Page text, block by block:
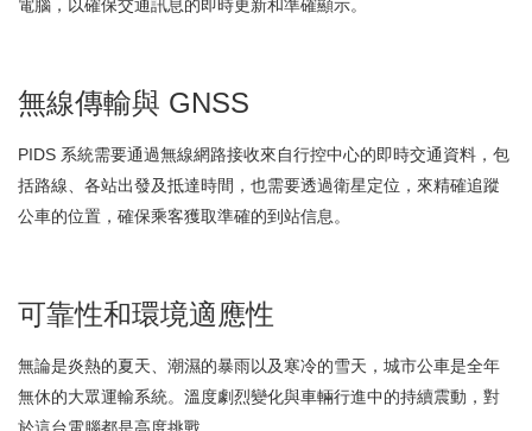
電腦，以確保交通訊息的即時更新和準確顯示。
無線傳輸與 GNSS
PIDS 系統需要通過無線網路接收來自行控中心的即時交通資料，包
括路線、各站出發及抵達時間，也需要透過衛星定位，來精確追蹤
公車的位置，確保乘客獲取準確的到站信息。
可靠性和環境適應性
無論是炎熱的夏天、潮濕的暴雨以及寒冷的雪天，城市公車是全年
無休的大眾運輸系統。溫度劇烈變化與車輛行進中的持續震動，對